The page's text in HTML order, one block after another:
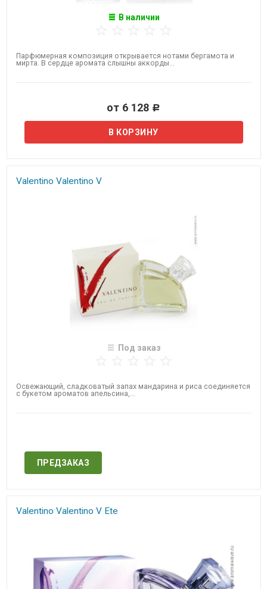
В наличии
Парфюмерная композиция открывается нотами бергамота и
мирта. В сердце аромата слышны аккорды...
от 6 128 Р
Valentino Valentino V
Под заказ
Освежающий, сладковатый запах мандарина и риса соединяется
с букетом ароматов апельсина,...
ПРЕДЗАКАЗ
Valentino Valentino V Ete